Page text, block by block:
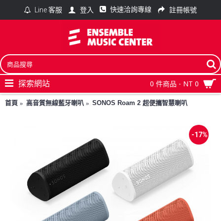
Line 客服 登入 快速洽詢專線 註冊帳號
0 件商品 - NT 0
探索網站
首頁 高音質無線藍牙喇叭 SONOS Roam 2 超便攜智慧喇叭
-17%